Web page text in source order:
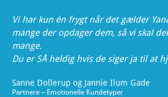
Vi har kun én frygt når det gælder
mange der opdager dem, så vi skal
mange.
Du er SÅ heldig hvis de siger ja til at
Sanne Dollerup og Jannie Ilum Gade
Partnere – Emotionelle Kundetyper